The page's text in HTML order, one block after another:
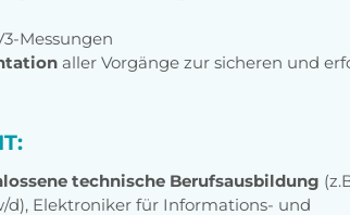
Messungen
aller Vorgänge zur sicheren und
technische Berufsausbildung
d), Elektroniker für Informations- und